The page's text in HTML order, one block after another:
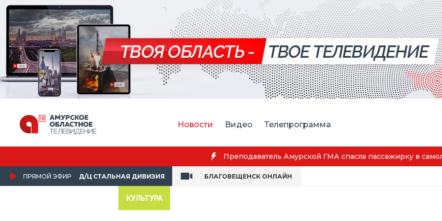
Новости Видео Телепрограмма
Преподаватель Амурской ГМА спасла пассажирку в
ПРЯМОЙ ЭФИР Д/Ц СТАЛЬНАЯ ДИВИЗИЯ БЛАГОВЕЩЕНСК ОНЛАЙН
КУЛЬТУРА